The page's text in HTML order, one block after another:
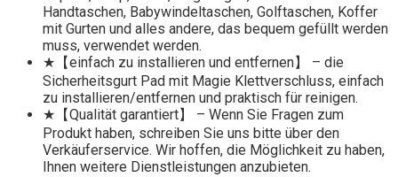
Handtaschen, Babywindeltaschen, Golftaschen, Koffer
mit Gurten und alles andere, das bequem gefüllt werden
muss, verwendet werden.
★【einfach zu installieren und entfernen】 – die
Sicherheitsgurt Pad mit Magie Klettverschluss, einfach
zu installieren/entfernen und praktisch für reinigen.
★【Qualität garantiert】 – Wenn Sie Fragen zum
Produkt haben, schreiben Sie uns bitte über den
Verkäuferservice. Wir hoffen, die Möglichkeit zu haben,
Ihnen weitere Dienstleistungen anzubieten.